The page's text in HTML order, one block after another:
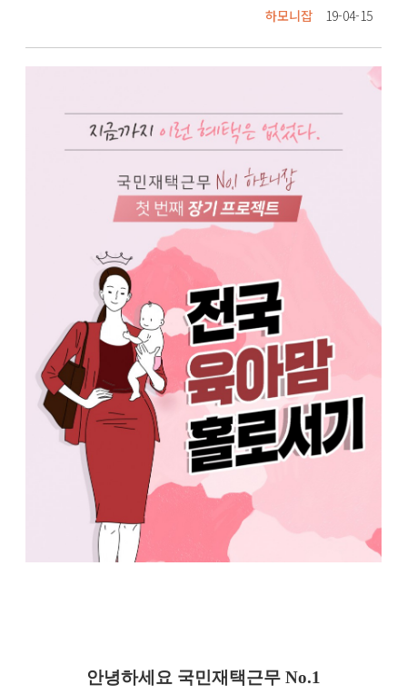
하모니잡 19-04-15
안녕하세요 국민재택근무 No.1